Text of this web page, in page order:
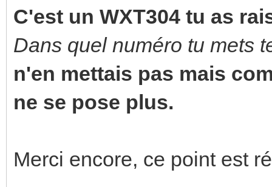
C'est un WXT304 tu as
Dans quel numéro tu mets
n'en mettais pas mais
ne se pose plus.
Merci encore, ce point est